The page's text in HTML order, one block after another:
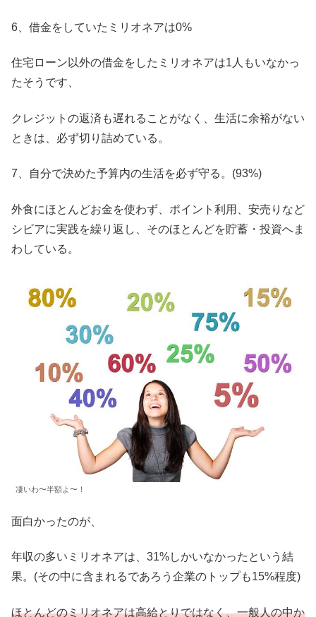
6、借金をしていたミリオネアは0%
住宅ローン以外の借金をしたミリオネアは1人もいなかっ
たそうです、
クレジットの返済も遅れることがなく、生活に余裕がない
ときは、必ず切り詰めている。
7、自分で決めた予算内の生活を必ず守る。(93%)
外食にほとんどお金を使わず、ポイント利用、安売りなど
シビアに実践を繰り返し、そのほとんどを貯蓄・投資へま
わしている。
凄いわ〜半額よ〜！
面白かったのが、
年収の多いミリオネアは、31%しかいなかったという結
果。(その中に含まれるであろう企業のトップも15%程度)
ほとんどのミリオネアは高給とりではなく、一般人の中か